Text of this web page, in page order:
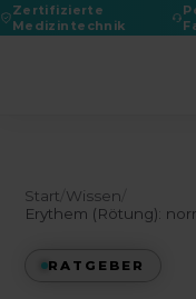
Zertifizierte
Medizintechnik
Start Wissen
Erythem (Rötung):
RATGEBER